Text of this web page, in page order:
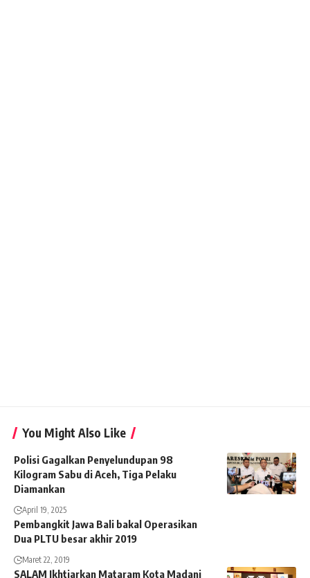
You Might Also Like
Polisi Gagalkan Penyelundupan 98
Kilogram Sabu di Aceh, Tiga Pelaku
Diamankan
April 19, 2025
Pembangkit Jawa Bali bakal Operasikan
Dua PLTU besar akhir 2019
Maret 22, 2019
SALAM Ikhtiarkan Mataram Kota Madani